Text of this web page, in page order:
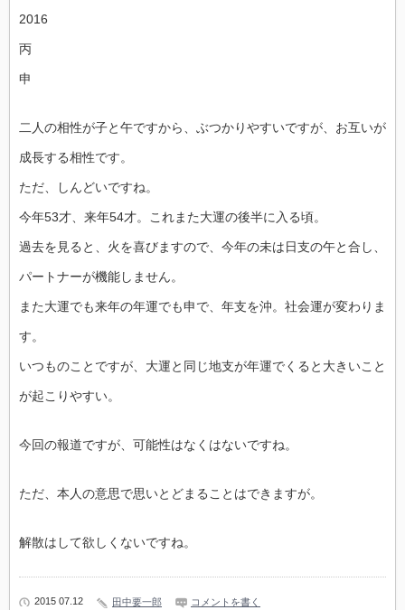
2016
丙
申
二人の相性が子と午ですから、ぶつかりやすいですが、お互いが
成長する相性です。
ただ、しんどいですね。
今年53才、来年54才。これまた大運の後半に入る頃。
過去を見ると、火を喜びますので、今年の未は日支の午と合し、
パートナーが機能し ません。
また大運でも来年の年運でも申で、年支を沖。社会運が変わりま
す。
いつものことですが、大運と同じ地支が年運でくると大きいこと
が起こりやすい。
今回の報道ですが、可能性はなくはないですね。
ただ、本人の意思で思いとどまることはできますが。
解散はして欲しくないですね。
2015 07.12 田中要一郎 コメントを書く